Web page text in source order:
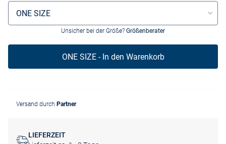
Größenauswahl
ONE SIZE
Unsicher bei der Größe? Größenberater
ONE SIZE - In den Warenkorb
Versand durch Partner
LIEFERZEIT